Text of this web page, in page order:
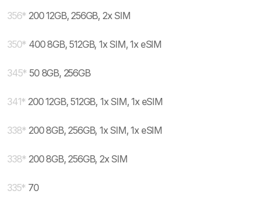
356* 200 12GB, 256GB, 2x SIM
350* 400 8GB, 512GB, 1x SIM, 1x eSIM
345* 50 8GB, 256GB
341* 200 12GB, 512GB, 1x SIM, 1x eSIM
338* 200 8GB, 256GB, 1x SIM, 1x eSIM
338* 200 8GB, 256GB, 2x SIM
335* 70